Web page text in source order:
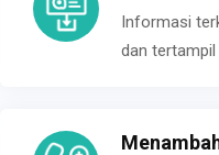
Informasi
dan tertampil